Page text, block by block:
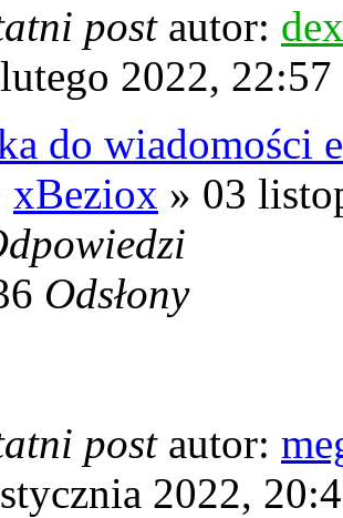
post autor:
2022, 22:57
do wiadomości
xBeziox » 03
Odsłony
post autor:
2022,